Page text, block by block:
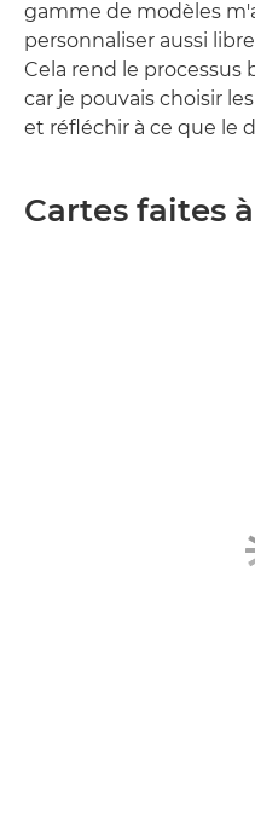
gamme de modèles
personnaliser aussi
Cela rend le processus
car je pouvais choisir
et réfléchir à ce que le
Cartes faites